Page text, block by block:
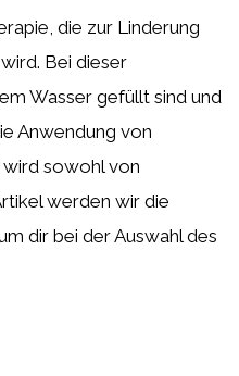
die zur Linderung
Bei dieser
Wasser gefüllt sind und
Anwendung von
sowohl von
werden wir die
dir bei der Auswahl des